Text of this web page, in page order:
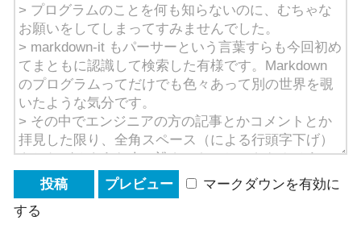
マークダウンを有効に
する